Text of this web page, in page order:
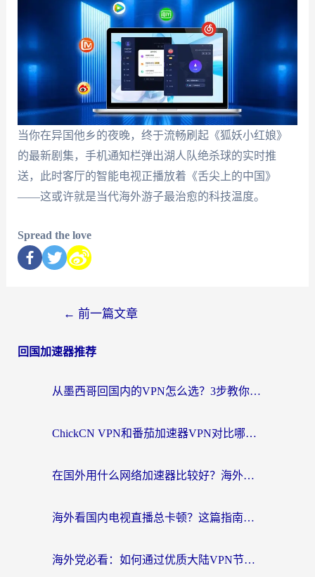
当你在异国他乡的夜晚，终于流畅刷起《狐妖小红娘》
的最新剧集，手机通知栏弹出湖人队绝杀球的实时推
送，此时客厅的智能电视正播放着《舌尖上的中国》
——这或许就是当代海外游子最治愈的科技温度。
Spread the love
← 前一篇文章
回国加速器推荐
从墨西哥回国内的VPN怎么选？3步教你无缝刷剧、玩国服游戏
ChickCN VPN和番茄加速器VPN对比哪个回国效果更好？海外党亲测后的真实答案
在国外用什么网络加速器比较好？海外党亲测：从痛点到解决方案的全攻略
海外看国内电视直播总卡顿？这篇指南教你选对回国加速器，无缝追剧不发愁
海外党必看：如何通过优质大陆VPN节点无缝访问国内资源？